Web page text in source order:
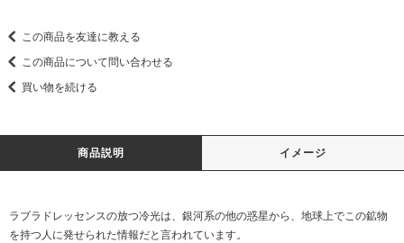
この商品を友達に教える
この商品について問い合わせる
買い物を続ける
商品説明 イメージ
ラブラドレッセンスの放つ冷光は、銀河系の他の惑星から、地球上でこの鉱物
を持つ人に発せられた情報だと言われています。